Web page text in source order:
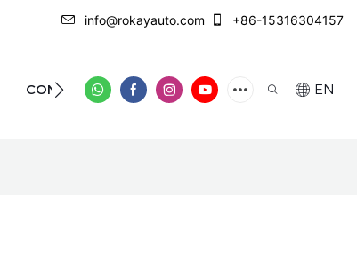
info@rokayauto.com +86-15316304157
CONTÁCTENOS EN